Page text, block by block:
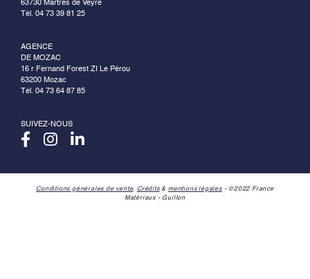
63730 Martres de Veyre
Tél. 04 73 39 81 25
AGENCE
DE MOZAC
16 r Fernand Forest ZI Le Pérou
63200 Mozac
Tél. 04 73 64 87 85
SUIVEZ-NOUS
Conditions générales de vente, Crédits& mentions légales- ©2022 France
Matériaux - Guillon